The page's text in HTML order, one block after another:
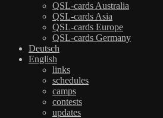
QSL-cards Australia
QSL-cards Asia
QSL-cards Europe
QSL-cards Germany
Deutsch
English
links
schedules
camps
contests
updates